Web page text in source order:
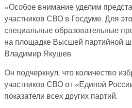
«Особое внимание уделим
участников СВО в Госдуме. Для
специальные образовательные
на площадке Высшей партийной
Владимир Якушев.
Он подчеркнул, что количество
участников СВО от «Единой
показатели всех других партий.